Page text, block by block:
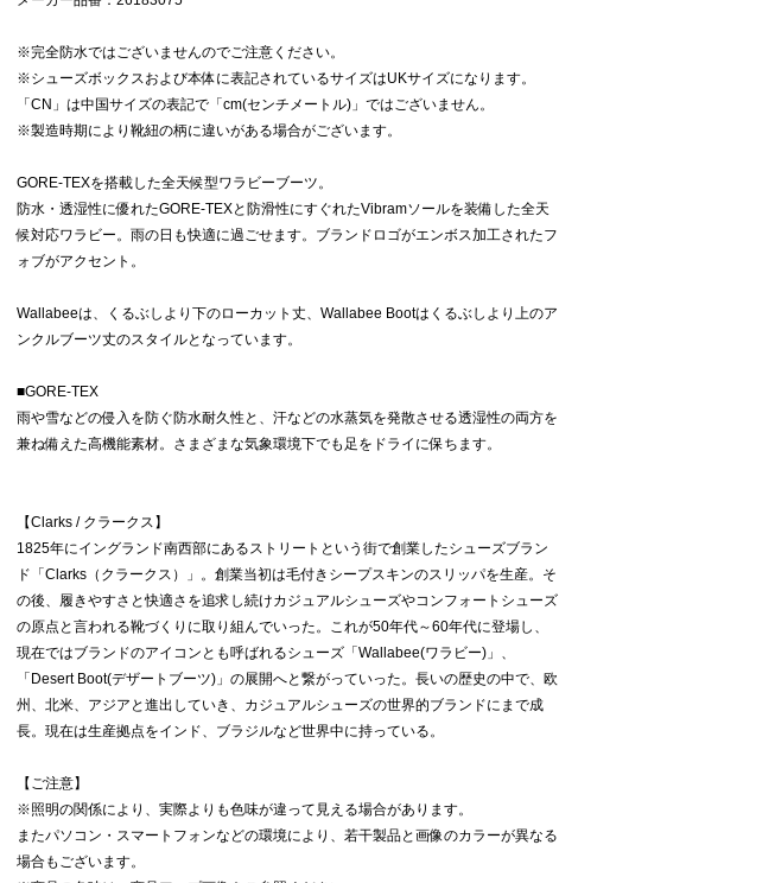
※完全防水ではございませんのでご注意ください。
※シューズボックスおよび本体に表記されているサイズはUKサイズになります。
「CN」は中国サイズの表記で「cm(センチメートル)」ではございません。
※製造時期により靴紐の柄に違いがある場合がございます。
GORE-TEXを搭載した全天候型ワラビーブーツ。
防水・透湿性に優れたGORE-TEXと防滑性にすぐれたVibramソールを装備した全天
候対応ワラビー。雨の日も快適に過ごせます。ブランドロゴがエンボス加工されたフ
ォブがアクセント。
Wallabeeは、くるぶしより下のローカット丈、Wallabee Bootはくるぶしより上のア
ンクルブーツ丈のスタイルとなっています。
■GORE-TEX
雨や雪などの侵入を防ぐ防水耐久性と、汗などの水蒸気を発散させる透湿性の両方を
兼ね備えた高機能素材。さまざまな気象環境下でも足をドライに保ちます。
【Clarks / クラークス】
1825年にイングランド南西部にあるストリートという街で創業したシューズブラン
ド「Clarks（クラークス）」。創業当初は毛付きシープスキンのスリッパを生産。そ
の後、履きやすさと快適さを追求し続けカジュアルシューズやコンフォートシューズ
の原点と言われる靴づくりに取り組んでいった。これが50年代～60年代に登場し、
現在ではブランドのアイコンとも呼ばれるシューズ「Wallabee(ワラビー)」、
「Desert Boot(デザートブーツ)」の展開へと繋がっていった。長いの歴史の中で、欧
州、北米、アジアと進出していき、カジュアルシューズの世界的ブランドにまで成
長。現在は生産拠点をインド、ブラジルなど世界中に持っている。
【ご注意】
※照明の関係により、実際よりも色味が違って見える場合があります。
またパソコン・スマートフォンなどの環境により、若干製品と画像のカラーが異なる
場合もございます。